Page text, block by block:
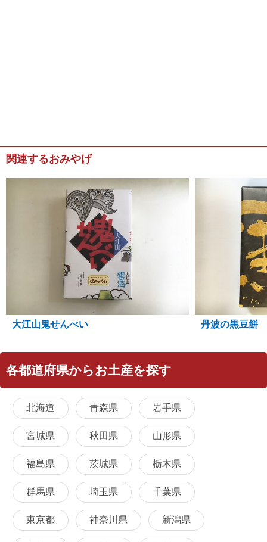
関連するおみやげ
大江山鬼せんべい 丹波の黒豆餅
各都道府県からお土産を探す
北海道 青森県 岩手県
宮城県 秋田県 山形県
福島県 茨城県 栃木県
群馬県 埼玉県 千葉県
東京都 神奈川県 新潟県